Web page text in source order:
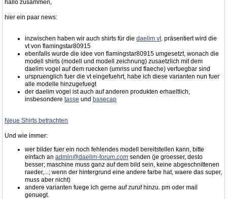
hallo zusammen,
hier ein paar news:
inzwischen haben wir auch shirts für die daelim vt. präsentiert wird die
vt von flamingstar80915
ebenfalls wurde die idee von flamingstar80915 umgesetzt, wonach die
modell shirts (modell und modell zeichnung) zusaetzlich mit dem
daelim vogel auf dem ruecken (umriss und flaeche) verfuegbar sind
urspruenglich fuer die vt eingefuehrt, habe ich diese varianten nun fuer
alle modelle hinzugefuegt
der daelim vogel ist auch auf anderen produkten erhaeltlich,
insbesondere tasse und basecap
Neue Shirts betrachten
Und wie immer:
wer bilder fuer ein noch fehlendes modell bereitstellen kann, bitte
einfach an admin@daelim-forum.com senden (je groesser, desto
besser; maschine muss ganz auf dem bild sein, keine abgeschnittenen
raeder,...; wenn der hintergrund eine andere farbe hat, waere das super,
muss aber nicht)
andere varianten fuege ich gerne auf zuruf hinzu. pm oder mail
genuegt.